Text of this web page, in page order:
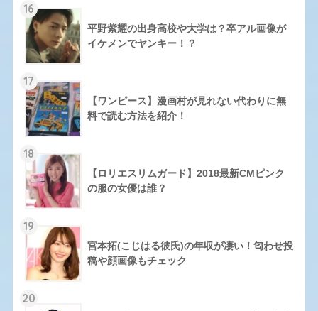
16
平野紫耀の出身高校や大学は？卒アル画像が
イケメンでヤンキー！？
17
【ワンピース】漫画村が見れない代わりに無
料で読む方法を紹介！
18
【ロリエスリムガード】2018最新CMピンク
の服の女優は誰？
19
宮本拓(こじはる彼氏)の年収が凄い！匂わせ投
稿や顔画像もチェック
20